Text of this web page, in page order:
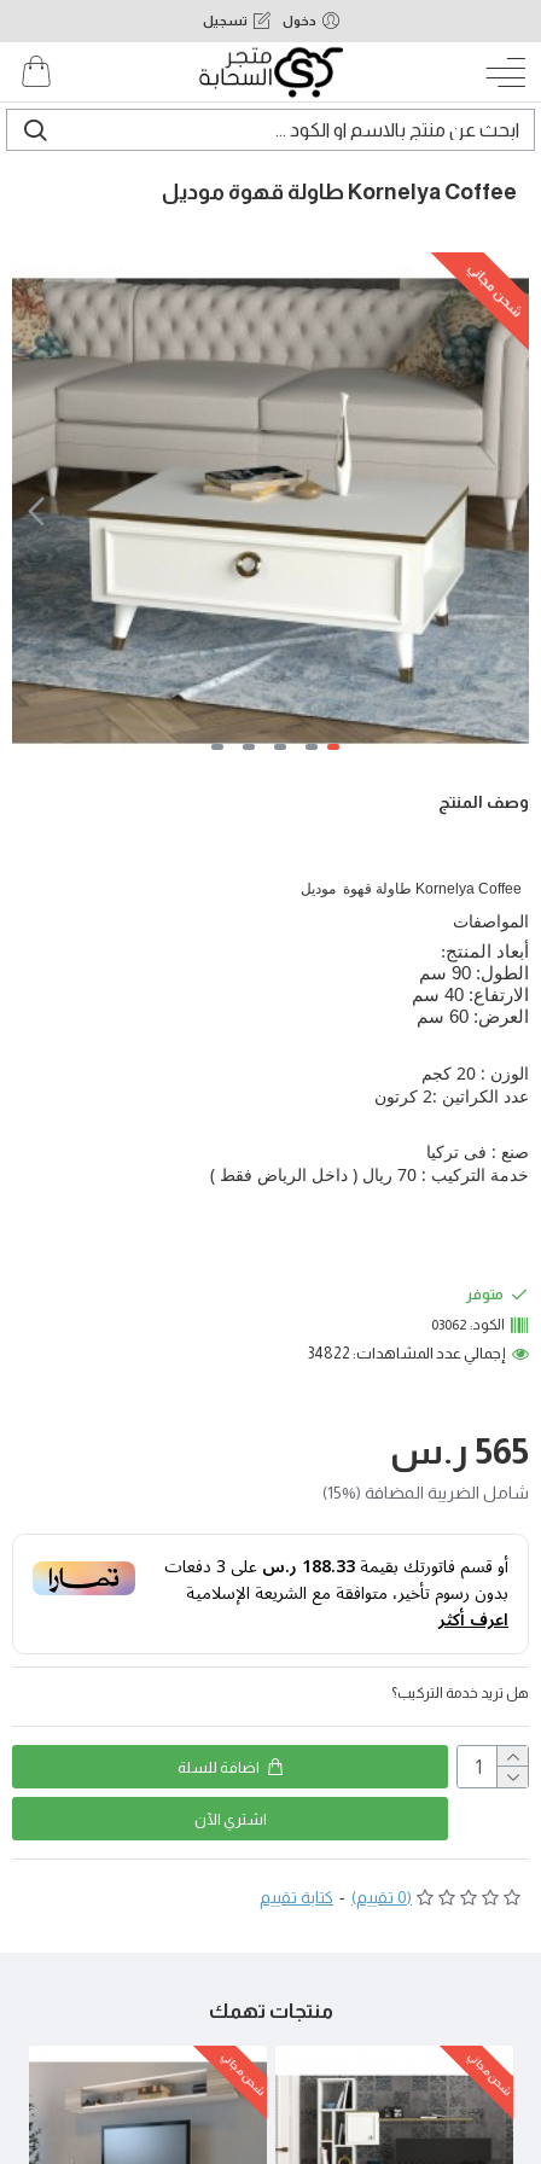
دخول تسجيل
Kornelya Coffee طاولة قهوة موديل
شحن مجاني
وصف المنتج
المواصفات
أبعاد المنتج:
الطول: 90 سم
الارتفاع: 40 سم
العرض: 60 سم
الوزن : 20 كجم
عدد الكراتين :2 كرتون
صنع : فى تركيا
خدمة التركيب : 70 ريال ( داخل الرياض فقط )
(0 تقييم) - كتابة تقييم
565 ر.س
شامل الضريبة المضافة (%15)
متوفر
الكود: 03062
إجمالي عدد المشاهدات: 34822
أو قسم فاتورتك بقيمة188.33 ر.س على3دفعات
بدون رسوم تأخير، متوافقة مع الشريعة الإسلامية
اعرف أكثر
هل تريد خدمة التركيب؟
اضافة للسلة
اشتري اﻵن
منتجات تهمك
شحن مجاني شحن مجاني